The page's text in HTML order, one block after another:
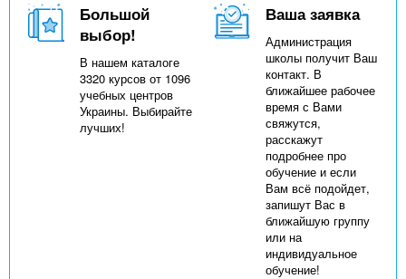
Большой
выбор!
В нашем каталоге
3320 курсов от 1096
учебных центров
Украины. Выбирайте
лучших!
Ваша заявка
Администрация
школы получит Ваш
контакт. В
ближайшее рабочее
время с Вами
свяжутся,
расскажут
подробнее про
обучение и если
Вам всё подойдет,
запишут Вас в
ближайшую группу
или на
индивидуальное
обучение!